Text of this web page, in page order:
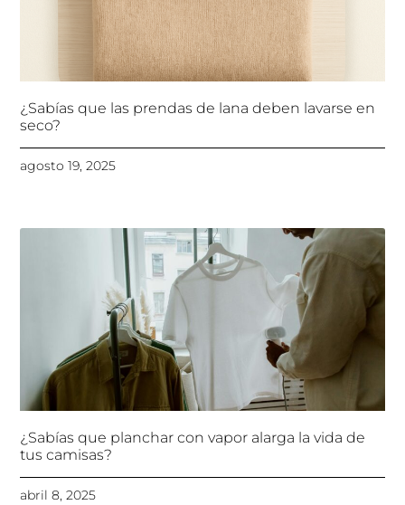
¿Sabías que las prendas de lana deben lavarse en
seco?
agosto 19, 2025
¿Sabías que planchar con vapor alarga la vida de
tus camisas?
abril 8, 2025